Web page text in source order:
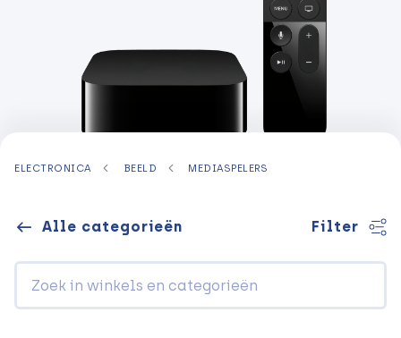
ELECTRONICA BEELD MEDIASPELERS
Alle categorieën Filter